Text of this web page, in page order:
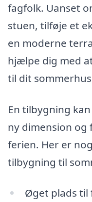
fagfolk. Uanset
stuen, tilføje et
en moderne
hjælpe dig med
til dit
En tilbygning
ny dimension og
ferien. Her er
tilbygning til
Øget plads til